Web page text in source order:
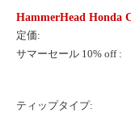
HammerHead Honda
定価:
サマーセール 10% off :
ティップタイプ: